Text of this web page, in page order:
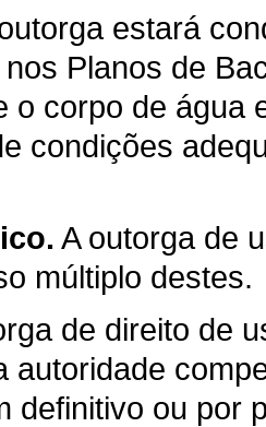
estará
Planos de
o corpo de água
condições
A outorga de
múltiplo destes.
de direito de
autoridade
definitivo ou por